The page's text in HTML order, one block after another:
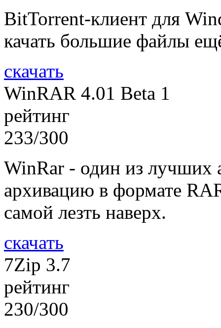
BitTorrent-клиент для
качать большие файлы
скачать
WinRAR 4.01 Beta 1
рейтинг
233/300
WinRar - один из лучших
архивацию в формате
самой лезть наверх.
скачать
7Zip 3.7
рейтинг
230/300